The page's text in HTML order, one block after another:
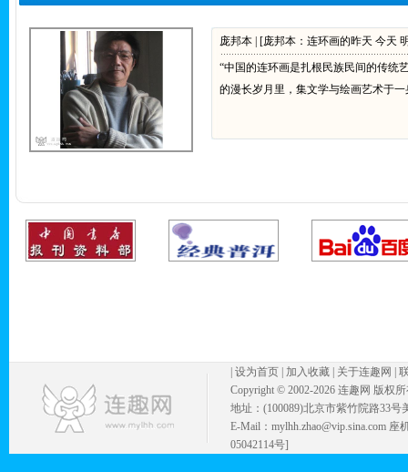
庞邦本 | [庞邦本：连环画的昨天 今天
“中国的连环画是扎根民族民间的传统
的漫长岁月里，集文学与绘画艺术于
设为首页 加入收藏 关于连趣网
Copyright © 2002-2026 连趣网 版权
地址：(100089)北京市紫竹院路33号
E-Mail：mylhh.zhao@vip.sina.com
05042114号]